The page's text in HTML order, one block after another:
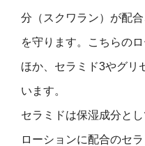
分（スクワラン）が配
を守ります。こちらの
ほか、セラミド3やグリ
います。
セラミドは保湿成分と
ローションに配合のセ